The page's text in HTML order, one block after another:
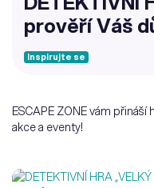
prověří Váš
Inspirujte se
ESCAPE ZONE vám
akce a eventy!